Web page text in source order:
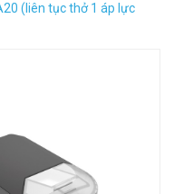
(liên tục thở 1 áp lực